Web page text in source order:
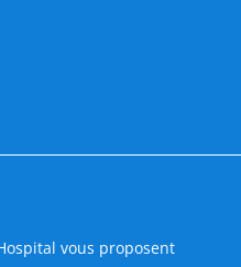
vous proposent